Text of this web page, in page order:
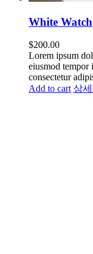
White Watch
$200.00
Lorem ipsum
eiusmod tempor
consectetur
Add to cart 상세